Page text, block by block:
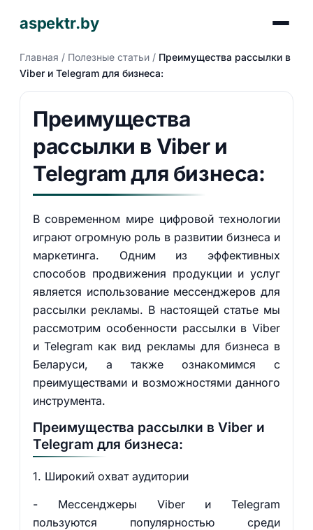
aspektr.by
Главная / Полезные статьи/ Преимущества рассылки в
Viber и Telegram для бизнеса:
Преимущества
рассылки в Viber и
Telegram для бизнеса:
В современном мире цифровой технологии
играют огромную роль в развитии бизнеса и
маркетинга. Одним из эффективных
способов продвижения продукции и услуг
является использование мессенджеров для
рассылки рекламы. В настоящей статье мы
рассмотрим особенности рассылки в Viber
и Telegram как вид рекламы для бизнеса в
Беларуси, а также ознакомимся с
преимуществами и возможностями данного
инструмента.
Преимущества рассылки в Viber и
Telegram для бизнеса:
1. Широкий охват аудитории
- Мессенджеры Viber и Telegram
пользуются популярностью среди